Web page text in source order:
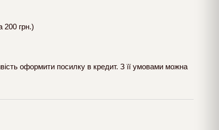
200 грн.)
оформити посилку в кредит. З її умовами можна